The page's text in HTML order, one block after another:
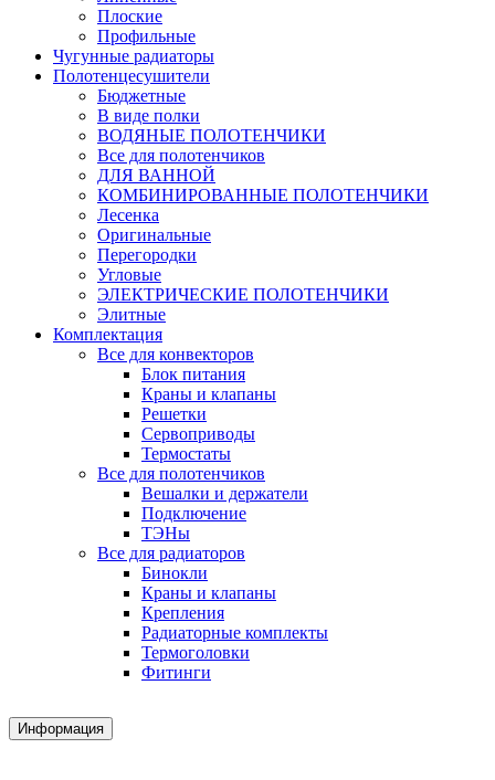
Плоские
Профильные
Чугунные радиаторы
Полотенцесушители
Бюджетные
В виде полки
ВОДЯНЫЕ ПОЛОТЕНЧИКИ
Все для полотенчиков
ДЛЯ ВАННОЙ
КОМБИНИРОВАННЫЕ ПОЛОТЕНЧИКИ
Лесенка
Оригинальные
Перегородки
Угловые
ЭЛЕКТРИЧЕСКИЕ ПОЛОТЕНЧИКИ
Элитные
Комплектация
Все для конвекторов
Блок питания
Краны и клапаны
Решетки
Сервоприводы
Термостаты
Все для полотенчиков
Вешалки и держатели
Подключение
ТЭНы
Все для радиаторов
Бинокли
Краны и клапаны
Крепления
Радиаторные комплекты
Термоголовки
Фитинги
Информация